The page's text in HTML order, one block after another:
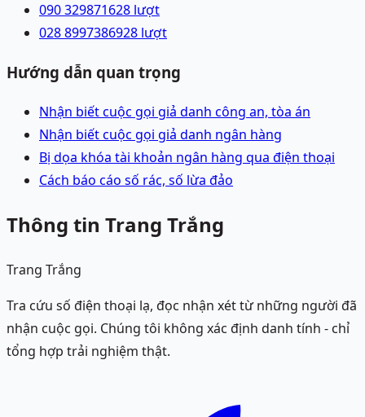
090 329871628 lượt
028 8997386928 lượt
Hướng dẫn quan trọng
Nhận biết cuộc gọi giả danh công an, tòa án
Nhận biết cuộc gọi giả danh ngân hàng
Bị dọa khóa tài khoản ngân hàng qua điện thoại
Cách báo cáo số rác, số lừa đảo
Thông tin Trang Trắng
Trang Trắng
Tra cứu số điện thoại lạ, đọc nhận xét từ những người đã
nhận cuộc gọi. Chúng tôi không xác định danh tính - chỉ
tổng hợp trải nghiệm thật.